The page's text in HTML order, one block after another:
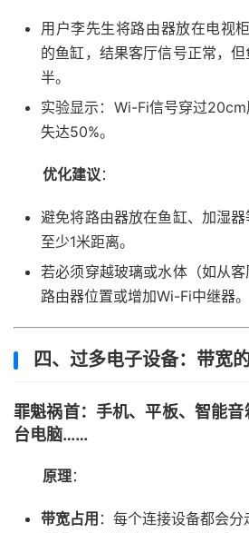
用户李先生将路由器放在电视
的鱼缸，结果客厅信号正常，
半。
实验显示：Wi-Fi信号穿过
失达50%。
优化建议：
避免将路由器放在鱼缸、加湿
至少1米距离。
若必须穿越玻璃或水体（如从
路由器位置或增加Wi-Fi中继器。
四、过多电子设备：带宽
罪魁祸首：手机、平板、智能
台电脑……
原理：
带宽占用 ：每个连接设备都会